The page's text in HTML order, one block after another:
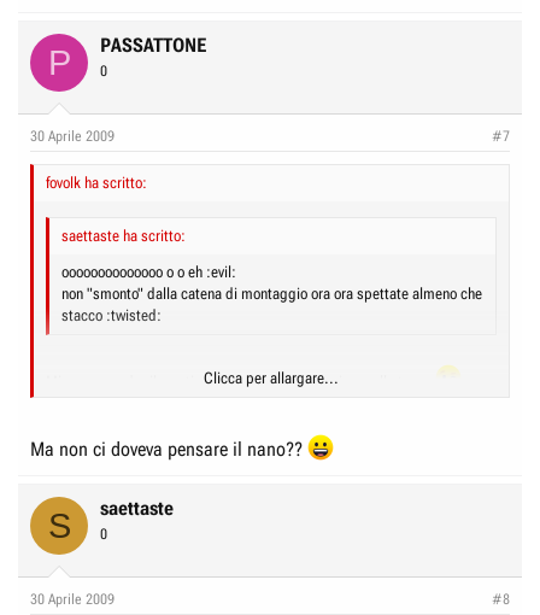
P PASSATTONE
0
30 Aprile 2009 #7
fovolk ha scritto:
saettaste ha scritto:
oooooooooooooo o o eh :evil:
non "smonto" dalla catena di montaggio ora ora spettate almeno che
stacco :twisted:
Clicca per allargare...
Mi raccomando rilassati e pensa a farci risparmiare sulle tasse
Clicca per allargare...
Ma non ci doveva pensare il nano??
S saettaste
0
30 Aprile 2009 #8